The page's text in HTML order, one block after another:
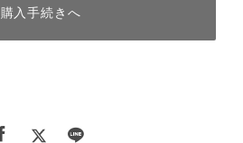
購入手続きへ